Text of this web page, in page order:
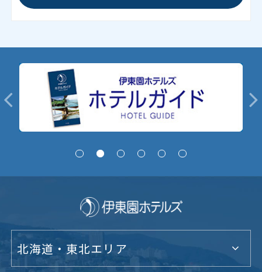
北海道・東北エリア